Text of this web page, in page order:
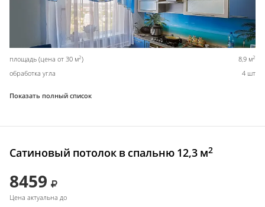
площадь (цена от 30 м2) 8,9 м2
обработка угла 4 шт
Показать полный список
Сатиновый потолок в спальню 12,3 м2
8459
Цена актуальна до